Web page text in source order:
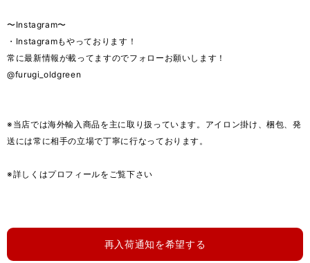
〜Instagram〜
・Instagramもやっております！
常に最新情報が載ってますのでフォローお願いします！
@furugi_oldgreen
※当店では海外輸入商品を主に取り扱っています。アイロン掛け、梱包、発
送には常に相手の立場で丁寧に行なっております。
※詳しくはプロフィールをご覧下さい
再入荷通知を希望する